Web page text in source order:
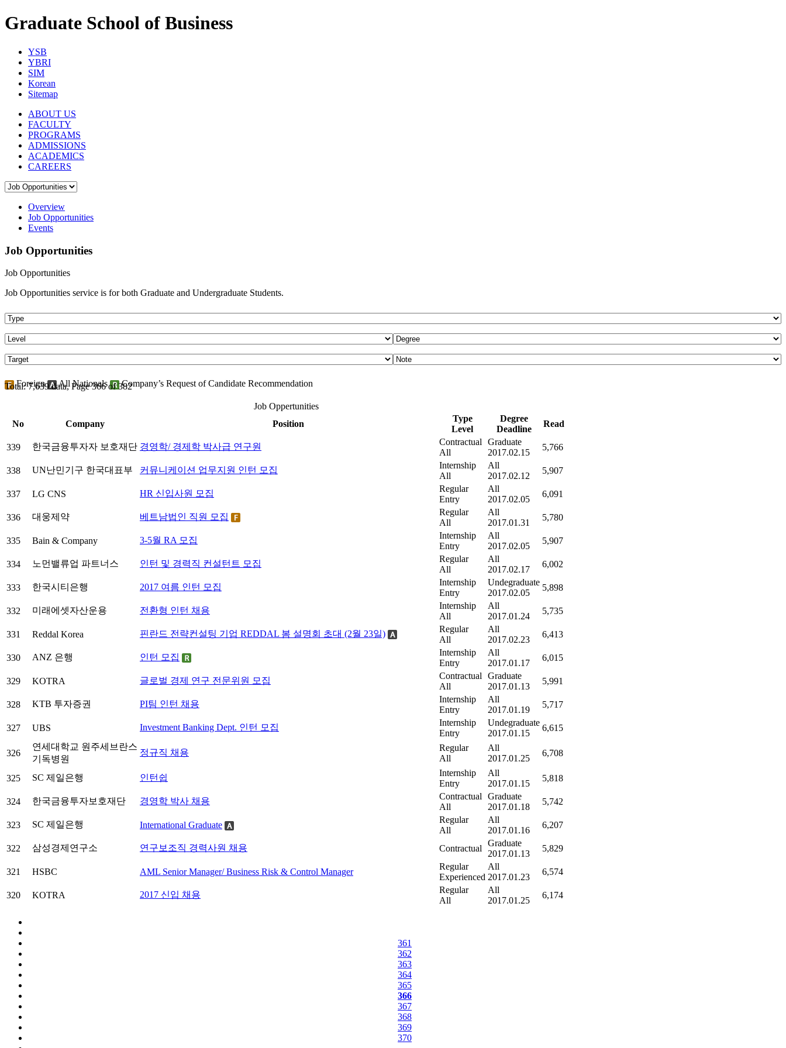
Graduate School of Business
YSB
YBRI
SIM
Korean
Sitemap
ABOUT US
FACULTY
PROGRAMS
ADMISSIONS
ACADEMICS
CAREERS
Overview
Job Opportunities
Events
Job Opportunities
Job Opportunities
Job Opportunities service is for both Graduate and Undergraduate Students.
Foreign All Nationals Company’s Request of Candidate Recommendation
Total: 7,639 data, Page 366 of 382
Job Oppertunities
No
Company Position
Type
Level
Degree
Deadline
Read
339 한국금융투자자 보호재단 경영학/ 경제학 박사급 연구원
Contractual
All
Graduate
2017.02.15
5,766
338 UN난민기구 한국대표부 커뮤니케이션 업무지원 인턴 모집
Internship
All
All
2017.02.12
5,907
337 LG CNS HR 신입사원 모집
Regular
Entry
All
2017.02.05
6,091
336 대웅제약 베트남법인 직원 모집
Regular
All
All
2017.01.31
5,780
335 Bain & Company 3-5월 RA 모집
Internship
Entry
All
2017.02.05
5,907
334 노먼밸류업 파트너스 인턴 및 경력직 컨설턴트 모집
Regular
All
All
2017.02.17
6,002
333 한국시티은행 2017 여름 인턴 모집
Internship
Entry
Undegraduate
2017.02.05
5,898
332 미래에셋자산운용 전환형 인턴 채용
Internship
All
All
2017.01.24
5,735
331 Reddal Korea 핀란드 전략컨설팅 기업 REDDAL 봄 설명회 초대 (2월 23일)
Regular
All
All
2017.02.23
6,413
330 ANZ 은행 인턴 모집
Internship
Entry
All
2017.01.17
6,015
329 KOTRA 글로벌 경제 연구 전문위원 모집
Contractual
All
Graduate
2017.01.13
5,991
328 KTB 투자증권 PI팀 인턴 채용
Internship
Entry
All
2017.01.19
5,717
327 UBS Investment Banking Dept. 인턴 모집
Internship
Entry
Undegraduate
2017.01.15
6,615
326
연세대학교 원주세브란스
기독병원
정규직 채용
Regular
All
All
2017.01.25
6,708
325 SC 제일은행 인턴쉽
Internship
Entry
All
2017.01.15
5,818
324 한국금융투자보호재단 경영학 박사 채용
Contractual
All
Graduate
2017.01.18
5,742
323 SC 제일은행 International Graduate
Regular
All
All
2017.01.16
6,207
322 삼성경제연구소 연구보조직 경력사원 채용 Contractual
Graduate
2017.01.13
5,829
321 HSBC AML Senior Manager/ Business Risk & Control Manager
Regular
Experienced
All
2017.01.23
6,574
320 KOTRA 2017 신입 채용
Regular
All
All
2017.01.25
6,174
361
362
363
364
365
366
367
368
369
370